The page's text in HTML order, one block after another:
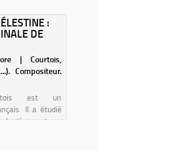
:
DE
| Courtois,
Compositeur.
est un
Il a étudié
Lodéon et a